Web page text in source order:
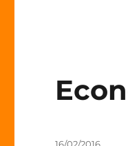
Veröffentlicht